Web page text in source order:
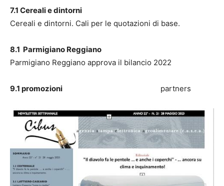
7.1 Cereali e dintorni
Cereali e dintorni. Cali per le quotazioni di base.
8.1 Parmigiano Reggiano
Parmigiano Reggiano approva il bilancio 2022
9.1 promozioni partners